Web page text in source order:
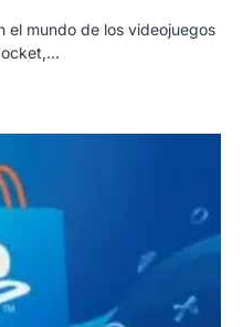
el mundo de los videojuegos